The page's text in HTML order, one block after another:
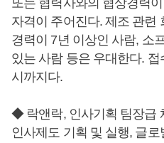
또는 협력사와의 협상경력
자격이 주어진다. 제조 관련
경력이 7년 이상인 사람, 소
있는 사람 등은 우대한다.
시까지다.
◆ 락앤락, 인사기획 팀장급
인사제도 기획 및 실행, 글